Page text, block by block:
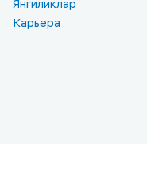
Янгиликлар
Карьера